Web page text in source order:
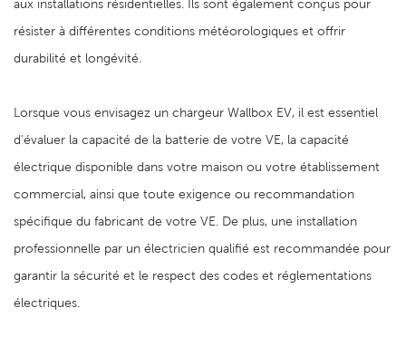
aux installations résidentielles. Ils sont également conçus pour
résister à différentes conditions météorologiques et offrir
durabilité et longévité.
Lorsque vous envisagez un chargeur Wallbox EV, il est essentiel
d'évaluer la capacité de la batterie de votre VE, la capacité
électrique disponible dans votre maison ou votre établissement
commercial, ainsi que toute exigence ou recommandation
spécifique du fabricant de votre VE. De plus, une installation
professionnelle par un électricien qualifié est recommandée pour
garantir la sécurité et le respect des codes et réglementations
électriques.